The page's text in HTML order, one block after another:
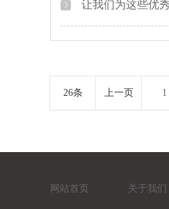
让我们为这些优
26条 上一页 1
网站首页 关于我们